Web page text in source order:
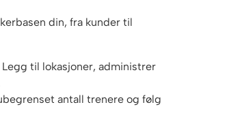
din, fra kunder til
til lokasjoner, administrer
antall trenere og følg